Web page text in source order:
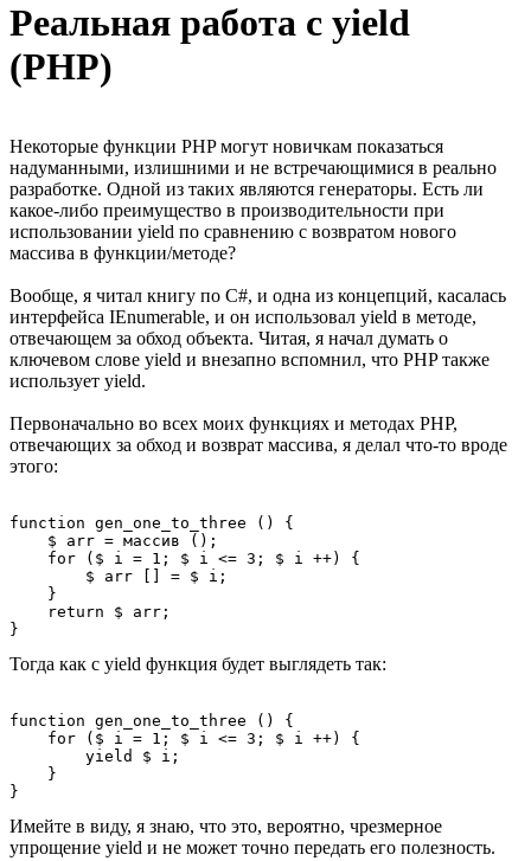
Реальная работа с yield
(PHP)
Некоторые функции PHP могут новичкам показаться
надуманными, излишними и не встречающимися в реально
разработке. Одной из таких являются генераторы. Есть ли
какое-либо преимущество в производительности при
использовании yield по сравнению с возвратом нового
массива в функции/методе?
Вообще, я читал книгу по C#, и одна из концепций, касалась
интерфейса IEnumerable, и он использовал yield в методе,
отвечающем за обход объекта. Читая, я начал думать о
ключевом слове yield и внезапно вспомнил, что PHP также
использует yield.
Первоначально во всех моих функциях и методах PHP,
отвечающих за обход и возврат массива, я делал что-то вроде
этого:
function gen_one_to_three () {
    $ arr = массив ();
    for ($ i = 1; $ i <= 3; $ i ++) {
        $ arr [] = $ i;
    }
    return $ arr;
Тогда как с yield функция будет выглядеть так:
function gen_one_to_three () {
    for ($ i = 1; $ i <= 3; $ i ++) {
        yield $ i;
    }
Имейте в виду, я знаю, что это, вероятно, чрезмерное
упрощение yield и не может точно передать его полезность.